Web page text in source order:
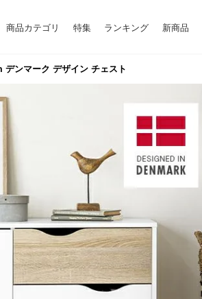
商品カテゴリ 特集 ランキング 新商品
デンマーク デザイン チェスト